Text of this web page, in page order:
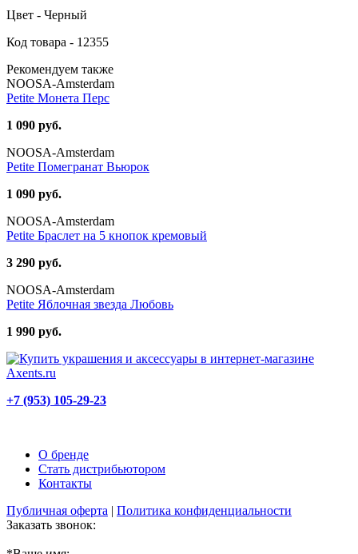
Цвет - Черный
Код товара - 12355
Рекомендуем также
NOOSA-Amsterdam
Petite Монета Перс
1 090 руб.
NOOSA-Amsterdam
Petite Помегранат Вьюрок
1 090 руб.
NOOSA-Amsterdam
Petite Браслет на 5 кнопок кремовый
3 290 руб.
NOOSA-Amsterdam
Petite Яблочная звезда Любовь
1 990 руб.
+7 (953) 105-29-23
О бренде
Стать дистрибьютором
Контакты
Публичная оферта | Политика конфиденциальности
Заказать звонок: